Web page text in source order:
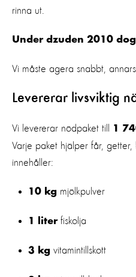
rinna ut.
Under dzuden 2010
Vi måste agera snabbt,
Levererar livsviktig
Vi levererar nödpaket till 1
Varje paket hjälper får,
innehåller:
10 kg mjölkpulver
1 liter fiskolja
3 kg vitamintillskott